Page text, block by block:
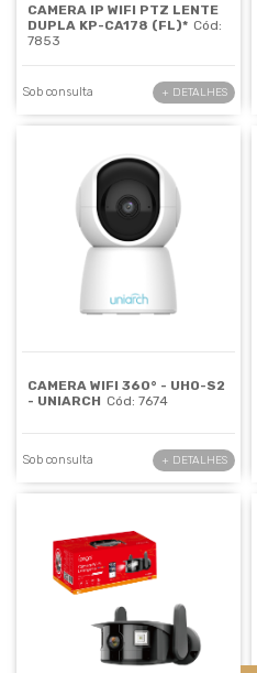
CAMERA IP WIFI PTZ LENTE
DUPLA KP-CA178 (FL)* Cód:
7853
Sob consulta + DETALHES
CAMERA WIFI 360° - UHO-S2
- UNIARCH Cód: 7674
Sob consulta + DETALHES